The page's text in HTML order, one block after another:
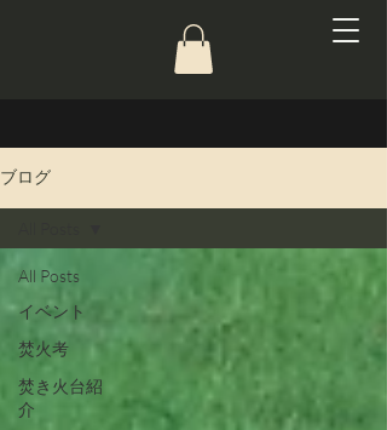
ブログ
All Posts
イベント
焚火考
焚き火台紹
介